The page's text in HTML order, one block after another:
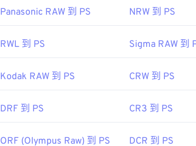
Panasonic RAW 到 PS NRW 到 PS
RWL 到 PS Sigma RAW 到
Kodak RAW 到 PS CRW 到 PS
DRF 到 PS CR3 到 PS
ORF (Olympus Raw) 到 PS DCR 到 PS